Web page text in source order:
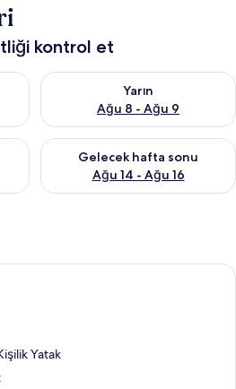
kontrol et
et Ağu 7 - Ağu 8
Yarın
Ağu 8 - Ağu 9
Yarın için müsaitliği kontrol
kontrol et Ağu 7 - Ağu 9
Gelecek hafta sonu
Ağu 14 - Ağu 16
Önümüzdeki hafta sonu için
Standard Üç Kişilik Oda | Odada
Yatak